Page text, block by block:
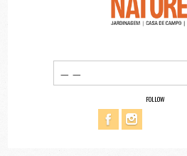
FOLLOW